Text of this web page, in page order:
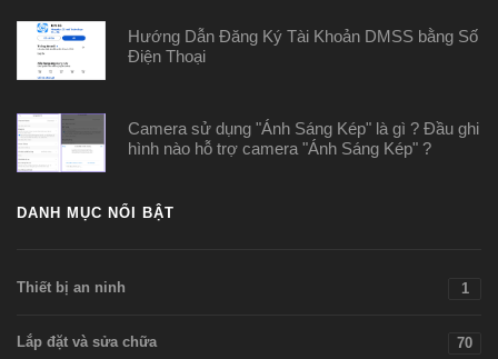
Hướng Dẫn Đăng Ký Tài Khoản DMSS bằng Số
Điện Thoại
Camera sử dụng "Ánh Sáng Kép" là gì ? Đầu ghi
hình nào hỗ trợ camera "Ánh Sáng Kép" ?
DANH MỤC NỔI BẬT
Thiết bị an ninh 1
Lắp đặt và sửa chữa 70